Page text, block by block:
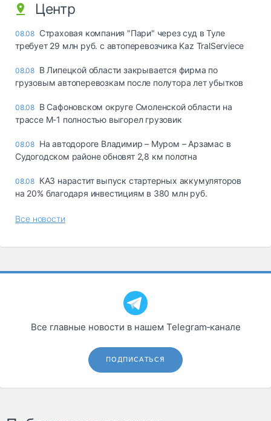
Центр
08.08 Страховая компания "Пари" через суд в Туле
требует 29 млн руб. с автоперевозчика Kaz TralServiece
08.08 В Липецкой области закрывается фирма по
грузовым автоперевозкам после полутора лет убытков
08.08 В Сафоновском округе Смоленской области на
трассе М-1 полностью выгорел грузовик
08.08 На автодороге Владимир – Муром – Арзамас в
Судогодском районе обновят 2,8 км полотна
08.08 КАЗ нарастит выпуск стартерных аккумуляторов
на 20% благодаря инвестициям в 380 млн руб.
Все новости
Все главные новости в нашем Telegram‑канале
ПОДПИСАТЬСЯ